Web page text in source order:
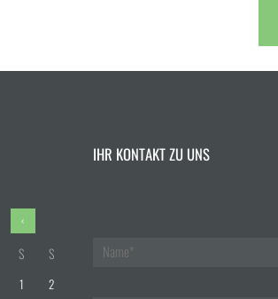
S S
1
2
IHR KONTAKT ZU UNS